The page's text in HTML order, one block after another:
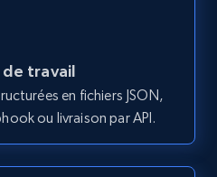
- Collect YouTube
md5, Video url,
and more.
travail
en fichiers JSON,
ou livraison par API.